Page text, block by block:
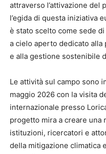
attraverso l’attivazione del
l’egida di questa iniziativa
è stato scelto come sede
a cielo aperto dedicato
e alla gestione sostenibile
Le attività sul campo sono
maggio 2026 con la visita
internazionale presso
progetto mira a creare una
istituzioni, ricercatori e
della mitigazione climatica